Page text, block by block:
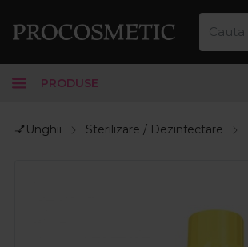
PRODUSE
💅Unghii Sterilizare / Dezinfectare